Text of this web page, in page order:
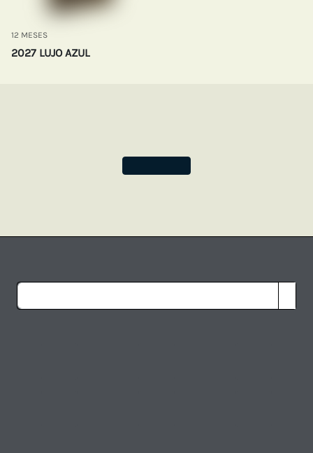
12 MESES
2027 LUJO AZUL